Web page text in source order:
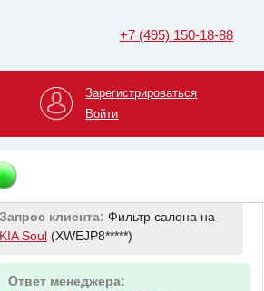
+7 (495) 150-18-88
Зарегистрироваться
Войти
Фильтр масляный
Ответ менеджера:
HYUNDAI/KIA 2630035505 Фильтр
20:22
Запрос клиента: Фильтр салона на
KIA Soul (XWEJP8*****)
Ответ менеджера: